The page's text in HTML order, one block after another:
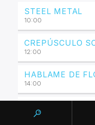
STEEL METAL
10:00
CREPÚSCULO
12:00
HABLAME DE
14:00
16:00